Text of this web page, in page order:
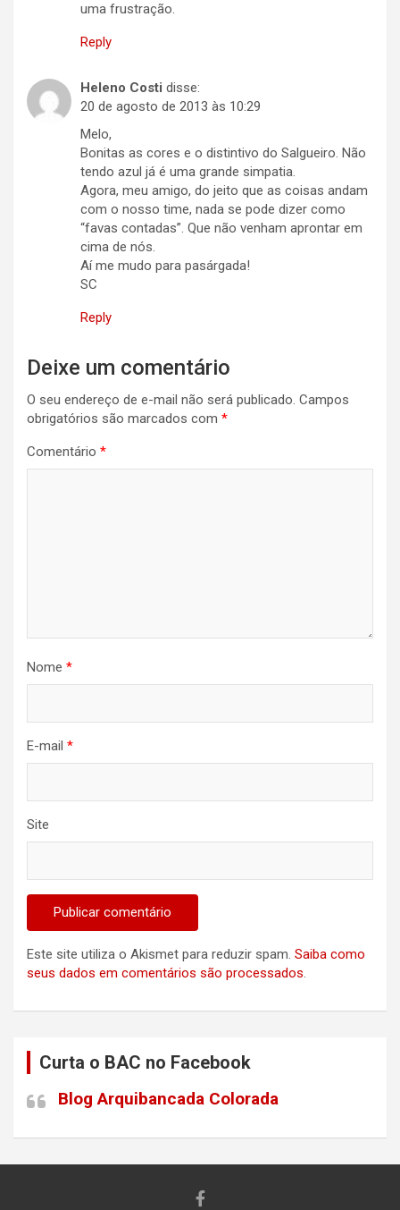
uma frustração.
Reply
Heleno Costi disse:
20 de agosto de 2013 às 10:29
Melo,
Bonitas as cores e o distintivo do Salgueiro. Não
tendo azul já é uma grande simpatia.
Agora, meu amigo, do jeito que as coisas andam
com o nosso time, nada se pode dizer como
“favas contadas”. Que não venham aprontar em
cima de nós.
Aí me mudo para pasárgada!
SC
Reply
Deixe um comentário
O seu endereço de e-mail não será publicado. Campos
obrigatórios são marcados com *
Comentário *
Nome *
E-mail *
Site
Este site utiliza o Akismet para reduzir spam. Saiba como
seus dados em comentários são processados.
Curta o BAC no Facebook
Blog Arquibancada Colorada